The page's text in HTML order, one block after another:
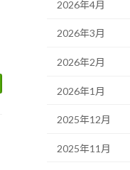
2026年4月
2026年3月
2026年2月
2026年1月
2025年12月
2025年11月